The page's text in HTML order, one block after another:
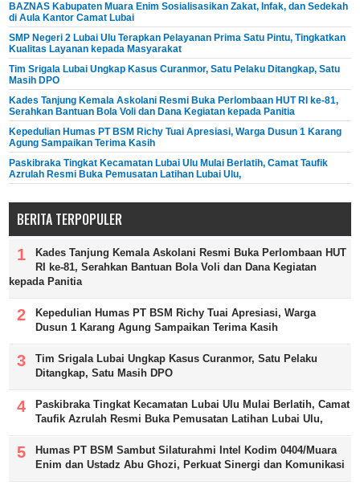
BAZNAS Kabupaten Muara Enim Sosialisasikan Zakat, Infak, dan Sedekah
di Aula Kantor Camat Lubai
SMP Negeri 2 Lubai Ulu Terapkan Pelayanan Prima Satu Pintu, Tingkatkan
Kualitas Layanan kepada Masyarakat
Tim Srigala Lubai Ungkap Kasus Curanmor, Satu Pelaku Ditangkap, Satu
Masih DPO
Kades Tanjung Kemala Askolani Resmi Buka Perlombaan HUT RI ke-81,
Serahkan Bantuan Bola Voli dan Dana Kegiatan kepada Panitia
Kepedulian Humas PT BSM Richy Tuai Apresiasi, Warga Dusun 1 Karang
Agung Sampaikan Terima Kasih
Paskibraka Tingkat Kecamatan Lubai Ulu Mulai Berlatih, Camat Taufik
Azrulah Resmi Buka Pemusatan Latihan Lubai Ulu,
BERITA TERPOPULER
Kades Tanjung Kemala Askolani Resmi Buka Perlombaan HUT
RI ke-81, Serahkan Bantuan Bola Voli dan Dana Kegiatan
kepada Panitia
Kepedulian Humas PT BSM Richy Tuai Apresiasi, Warga
Dusun 1 Karang Agung Sampaikan Terima Kasih
Tim Srigala Lubai Ungkap Kasus Curanmor, Satu Pelaku
Ditangkap, Satu Masih DPO
Paskibraka Tingkat Kecamatan Lubai Ulu Mulai Berlatih, Camat
Taufik Azrulah Resmi Buka Pemusatan Latihan Lubai Ulu,
Humas PT BSM Sambut Silaturahmi Intel Kodim 0404/Muara
Enim dan Ustadz Abu Ghozi, Perkuat Sinergi dan Komunikasi